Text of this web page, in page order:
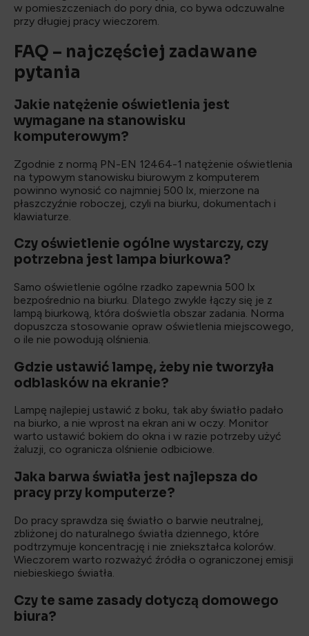
w pomieszczeniach do pory dnia, co bywa odczuwalne
przy długiej pracy wieczorem.
FAQ – najczęściej zadawane
pytania
Jakie natężenie oświetlenia jest
wymagane na stanowisku
komputerowym?
Zgodnie z normą PN-EN 12464-1 natężenie oświetlenia
na typowym stanowisku biurowym z komputerem
powinno wynosić co najmniej 500 lx, mierzone na
płaszczyźnie roboczej, czyli na biurku, dokumentach i
klawiaturze.
Czy oświetlenie ogólne wystarczy, czy
potrzebna jest lampa biurkowa?
Samo oświetlenie ogólne rzadko zapewnia 500 lx
bezpośrednio na biurku. Dlatego zwykle łączy się je z
lampą biurkową, która doświetla obszar zadania. Norma
dopuszcza stosowanie opraw oświetlenia miejscowego,
o ile nie powodują olśnienia.
Gdzie ustawić lampę, żeby nie tworzyła
odblasków na ekranie?
Lampę najlepiej ustawić z boku, tak aby światło padało
na biurko, a nie wprost na ekran ani w oczy. Monitor
warto ustawić bokiem do okna i w razie potrzeby użyć
żaluzji, co ogranicza olśnienie odbiciowe.
Jaka barwa światła jest najlepsza do
pracy przy komputerze?
Do pracy sprawdza się światło o barwie neutralnej,
zbliżonej do naturalnego światła dziennego, które
podtrzymuje koncentrację i nie zniekształca kolorów.
Wieczorem warto rozważyć źródła o ograniczonej emisji
niebieskiego światła.
Czy te same zasady dotyczą domowego
biura?